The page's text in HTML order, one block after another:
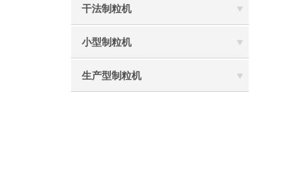
干法制粒机
小型制粒机
生产型制粒机